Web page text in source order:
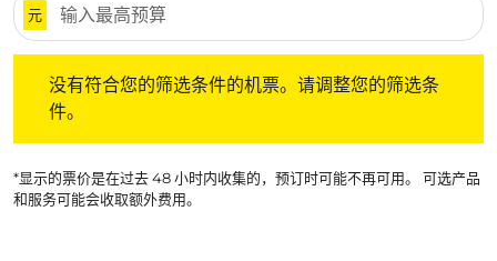
元
没有符合您的筛选条件的机票。请调整您的筛选条
件。
*显示的票价是在过去 48 小时内收集的，预订时可能不再可用。 可选产品
和服务可能会收取额外费用。